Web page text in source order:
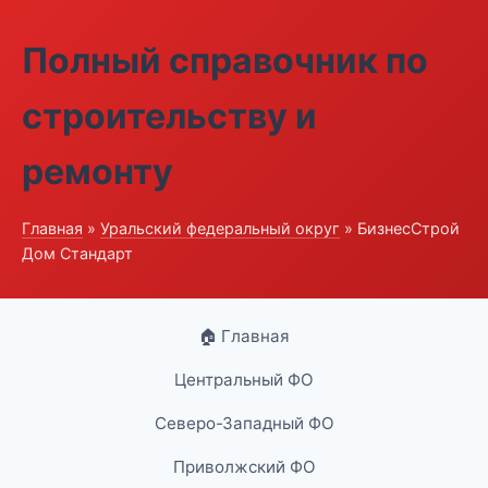
Полный справочник по
строительству и
ремонту
Главная » Уральский федеральный округ » БизнесСтрой
Дом Стандарт
🏠 Главная
Центральный ФО
Северо-Западный ФО
Приволжский ФО